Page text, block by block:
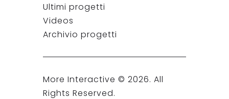
Ultimi progetti
Videos
Archivio progetti
More Interactive © 2026. All
Rights Reserved.